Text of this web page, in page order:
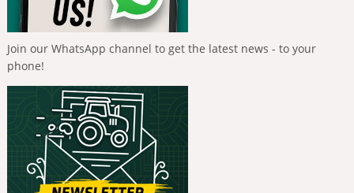
Join our WhatsApp channel to get the latest news - to your
phone!